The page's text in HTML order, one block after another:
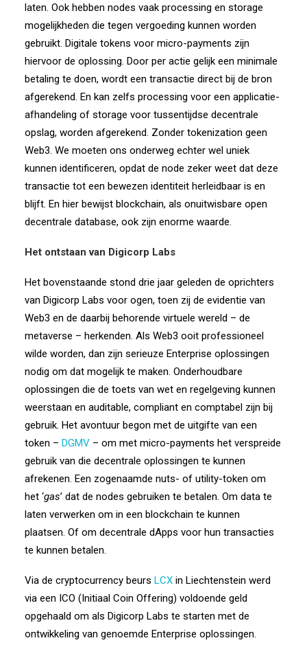
laten. Ook hebben nodes vaak processing en storage
mogelijkheden die tegen vergoeding kunnen worden
gebruikt. Digitale tokens voor micro-payments zijn
hiervoor de oplossing. Door per actie gelijk een minimale
betaling te doen, wordt een transactie direct bij de bron
afgerekend. En kan zelfs processing voor een applicatie-
afhandeling of storage voor tussentijdse decentrale
opslag, worden afgerekend. Zonder tokenization geen
Web3. We moeten ons onderweg echter wel uniek
kunnen identificeren, opdat de node zeker weet dat deze
transactie tot een bewezen identiteit herleidbaar is en
blijft. En hier bewijst blockchain, als onuitwisbare open
decentrale database, ook zijn enorme waarde.
Het ontstaan van Digicorp Labs
Het bovenstaande stond drie jaar geleden de oprichters
van Digicorp Labs voor ogen, toen zij de evidentie van
Web3 en de daarbij behorende virtuele wereld – de
metaverse – herkenden. Als Web3 ooit professioneel
wilde worden, dan zijn serieuze Enterprise oplossingen
nodig om dat mogelijk te maken. Onderhoudbare
oplossingen die de toets van wet en regelgeving kunnen
weerstaan en auditable, compliant en comptabel zijn bij
gebruik. Het avontuur begon met de uitgifte van een
token – DGMV – om met micro-payments het verspreide
gebruik van die decentrale oplossingen te kunnen
afrekenen. Een zogenaamde nuts- of utility-token om
het ‘gas’ dat de nodes gebruiken te betalen. Om data te
laten verwerken om in een blockchain te kunnen
plaatsen. Of om decentrale dApps voor hun transacties
te kunnen betalen.
Via de cryptocurrency beurs LCX in Liechtenstein werd
via een ICO (Initiaal Coin Offering) voldoende geld
opgehaald om als Digicorp Labs te starten met de
ontwikkeling van genoemde Enterprise oplossingen.